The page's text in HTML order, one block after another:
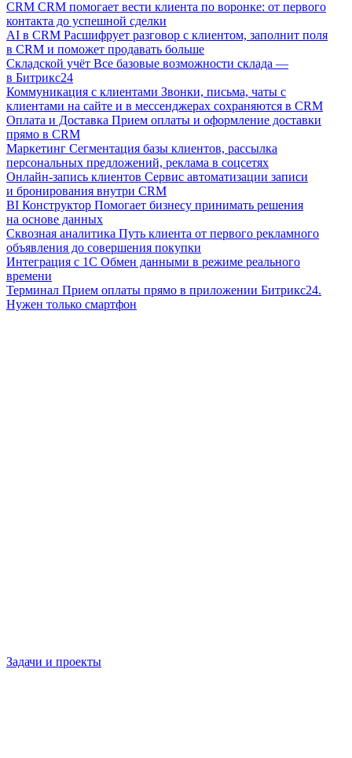
CRM CRM помогает вести клиента по воронке: от первого
контакта до успешной сделки
AI в CRM Расшифрует разговор с клиентом, заполнит поля
в CRM и поможет продавать больше
Складской учёт Все базовые возможности склада —
в Битрикс24
Коммуникация с клиентами Звонки, письма, чаты с
клиентами на сайте и в мессенджерах сохраняются в CRM
Оплата и Доставка Прием оплаты и оформление доставки
прямо в CRM
Маркетинг Сегментация базы клиентов, рассылка
персональных предложений, реклама в соцсетях
Онлайн-запись клиентов Сервис автоматизации записи
и бронирования внутри CRM
BI Конструктор Помогает бизнесу принимать решения
на основе данных
Сквозная аналитика Путь клиента от первого рекламного
объявления до совершения покупки
Интеграция с 1С Обмен данными в режиме реального
времени
Терминал Прием оплаты прямо в приложении Битрикс24.
Нужен только смартфон
Задачи и проекты